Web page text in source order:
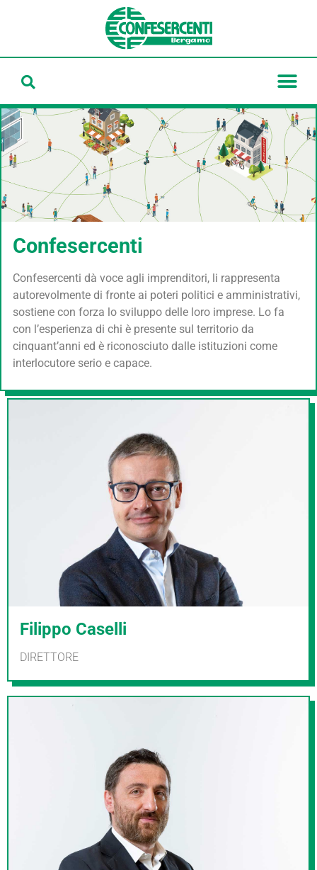
Confesercenti
Confesercenti dà voce agli imprenditori, li rappresenta
autorevolmente di fronte ai poteri politici e amministrativi,
sostiene con forza lo sviluppo delle loro imprese. Lo fa
con l’esperienza di chi è presente sul territorio da
cinquant’anni ed è riconosciuto dalle istituzioni come
interlocutore serio e capace.
Filippo Caselli
DIRETTORE